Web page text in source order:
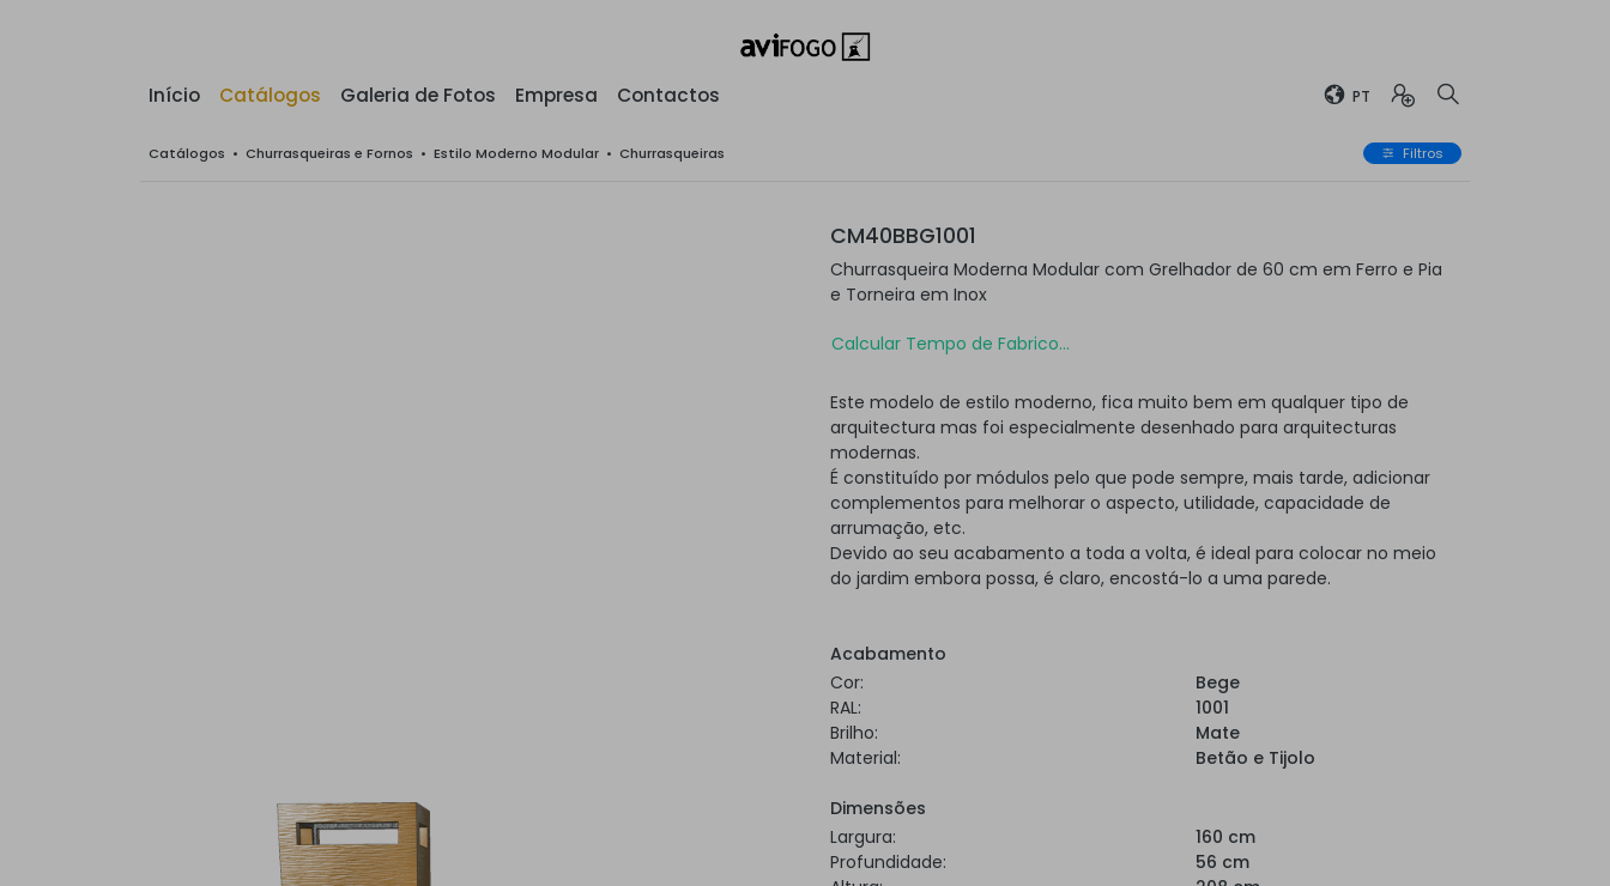
Início Catálogos Galeria de Fotos Empresa Contactos PT
Catálogos • Churrasqueiras e Fornos • Estilo Moderno Modular • Churrasqueiras Filtros
CM40BBG1001
Churrasqueira Moderna Modular com Grelhador de 60 cm em Ferro e Pia
e Torneira em Inox
Calcular Tempo de Fabrico...
Este modelo de estilo moderno, fica muito bem em qualquer tipo de
arquitectura mas foi especialmente desenhado para arquitecturas
modernas.
É constituído por módulos pelo que pode sempre, mais tarde, adicionar
complementos para melhorar o aspecto, utilidade, capacidade de
arrumação, etc.
Devido ao seu acabamento a toda a volta, é ideal para colocar no meio
do jardim embora possa, é claro, encostá-lo a uma parede.
Acabamento
Cor:
Bege
RAL:
1001
Brilho:
Mate
Material:
Betão e Tijolo
Dimensões
Largura:
160 cm
Profundidade:
56 cm